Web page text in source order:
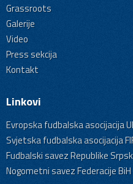
Grassroots
Galerije
Video
Press sekcija
Kontakt
Linkovi
Evropska fudbalska asocijacija
Svjetska fudbalska asocijacija
Fudbalski savez Republike
Nogometni savez Federacije BiH